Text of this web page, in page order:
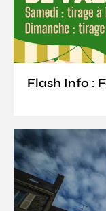
Flash Info :